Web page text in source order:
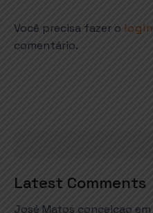
Você precisa fazer o login
comentário.
Latest Comments
José Matos conceicao em